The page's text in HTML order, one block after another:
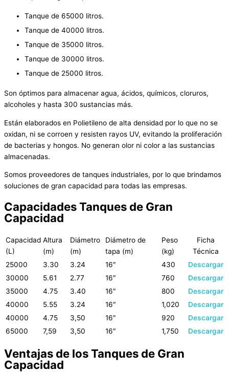
Tanque de 65000 litros.
Tanque de 40000 litros.
Tanque de 35000 litros.
Tanque de 30000 litros.
Tanque de 25000 litros.
Son óptimos para almacenar agua, ácidos, químicos, cloruros,
alcoholes y hasta 300 sustancias más.
Están elaborados en Polietileno de alta densidad por lo que no se
oxidan, ni se corroen y resisten rayos UV, evitando la proliferación
de bacterias y hongos. No generan olor ni color a las sustancias
almacenadas.
Somos proveedores de tanques industriales, por lo que brindamos
soluciones de gran capacidad para todas las empresas.
Capacidades Tanques de Gran
Capacidad
Capacidad
(L)
Altura
(m)
Diámetro
(m)
Diámetro de
tapa (m)
Peso
(kg)
Ficha
Técnica
25000
3.30 3.24 16″ 430
Descargar
30000
5.61 2.77 16″ 760
Descargar
35000
4.75 3.40 16″ 800
Descargar
40000
5.55 3.24 16″ 1,020
Descargar
40000
4.75 3,50 16″ 920
Descargar
65000
7,59 3,50 16″ 1,750 Descargar
Ventajas de los Tanques de Gran
Capacidad